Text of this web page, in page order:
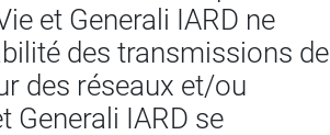
et Generali IARD ne
des transmissions de
des réseaux et/ou
Generali IARD se